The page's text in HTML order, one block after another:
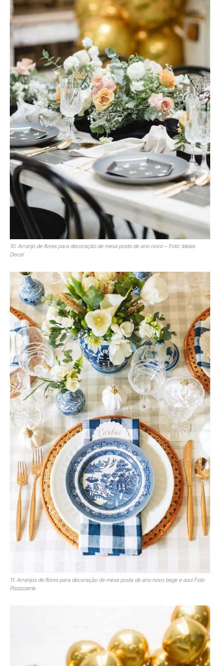
10. Arranjo de flores para decoração de mesa posta de ano novo – Foto: Ideias
Decor
11. Arranjos de flores para decoração de mesa posta de ano novo bege e azul Foto
Pizzazzerie